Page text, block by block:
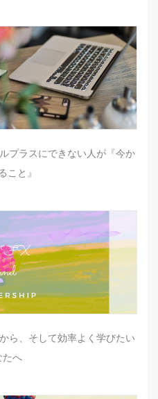
プラスにできない人が『今か
こと』
ら、そして効率よく学びたい
たへ